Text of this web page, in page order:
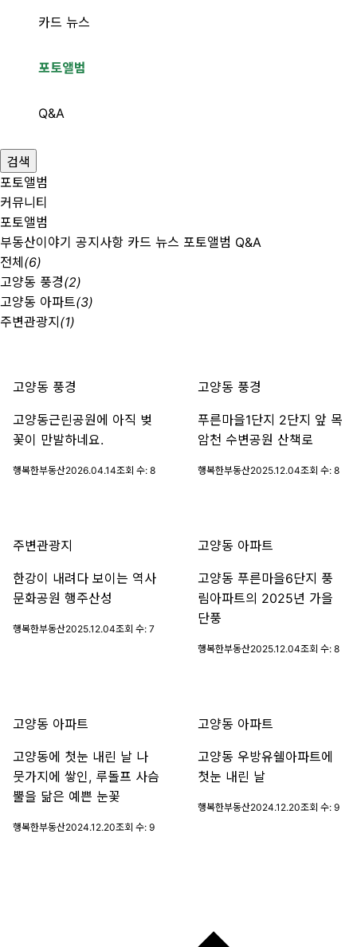
카드 뉴스
포토앨범
Q&A
검색
포토앨범
커뮤니티
포토앨범
부동산이야기 공지사항 카드 뉴스 포토앨범 Q&A
전체 (6)
고양동 풍경(2)
고양동 아파트(3)
주변관광지 (1)
고양동 풍경
고양동근린공원에 아직 벚
꽃이 만발하네요.
행복한부동산2026.04.14조회 수: 8
고양동 풍경
푸른마을1단지 2단지 앞 목
암천 수변공원 산책로
행복한부동산2025.12.04조회 수: 8
주변관광지
한강이 내려다 보이는 역사
문화공원 행주산성
행복한부동산2025.12.04조회 수: 7
고양동 아파트
고양동 푸른마을6단지 풍
림아파트의 2025년 가을
단풍
행복한부동산2025.12.04조회 수: 8
고양동 아파트
고양동에 첫눈 내린 날 나
뭇가지에 쌓인, 루돌프 사슴
뿔을 닮은 예쁜 눈꽃
행복한부동산2024.12.20조회 수: 9
고양동 아파트
고양동 우방유쉘아파트에
첫눈 내린 날
행복한부동산2024.12.20조회 수: 9